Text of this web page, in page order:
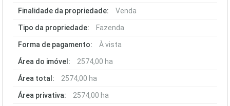
Finalidade da propriedade: Venda
Tipo da propriedade: Fazenda
Forma de pagamento: À vista
Área do imóvel: 2574,00 ha
Área total: 2574,00 ha
Área privativa: 2574,00 ha